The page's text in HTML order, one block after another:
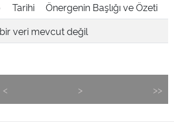
Tarihi
Önergenin Başlığı ve Özeti
veri mevcut değil
< > >>